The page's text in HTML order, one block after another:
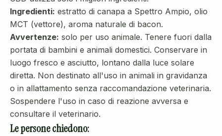
Ingredienti: estratto di canapa a Spettro Ampio, olio
MCT (vettore), aroma naturale di bacon.
Avvertenze: solo per uso animale. Tenere fuori dalla
portata di bambini e animali domestici. Conservare in
luogo fresco e asciutto, lontano dalla luce solare
diretta. Non destinato all'uso in animali in gravidanza
o in allattamento senza raccomandazione veterinaria.
Sospendere l'uso in caso di reazione avversa e
consultare il veterinario.
Le persone chiedono: